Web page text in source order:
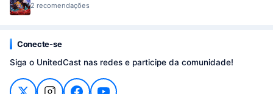
2 recomendações
Conecte-se
Siga o UnitedCast nas redes e participe da comunidade!